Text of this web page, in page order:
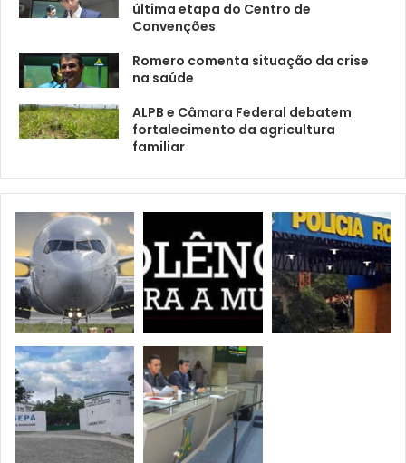
última etapa do Centro de
Convenções
Romero comenta situação da crise
na saúde
ALPB e Câmara Federal debatem
fortalecimento da agricultura
familiar